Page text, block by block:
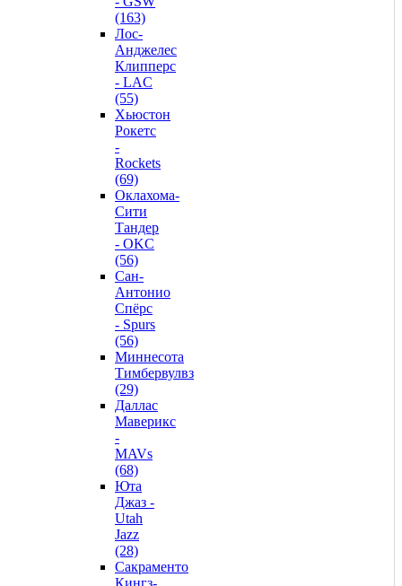
(163)
Лос-
Анджелес
Клипперс
- LAC
(55)
Хьюстон
Рокетс
-
Rockets
(69)
Оклахома-
Сити
Тандер
- OKC
(56)
Сан-
Антонио
Спёрс
- Spurs
(56)
Миннесота
Тимбервулвз
(29)
Даллас
Маверикс
-
MAVs
(68)
Юта
Джаз -
Utah
Jazz
(28)
Сакраменто
Кингз-